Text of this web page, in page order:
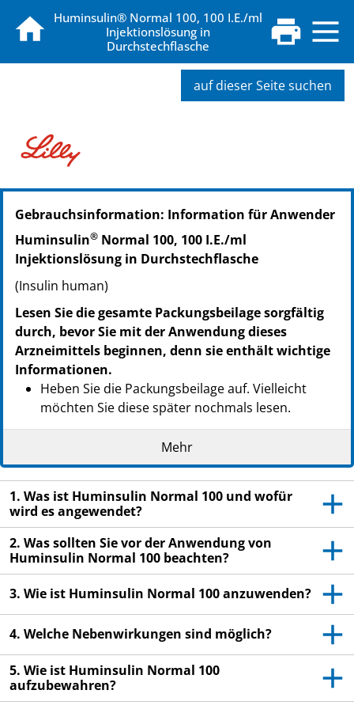
Huminsulin® Normal 100, 100 I.E./ml
Injektionslösung in
Durchstechflasche
auf dieser Seite suchen
PZN: 02526396
PPN: 110252639615
NTIN: 04150025263969
Gebrauchsinformation: Information für Anwender
Huminsulin® Normal 100, 100 I.E./ml
Injektionslösung in Durchstechflasche
(Insulin human)
Lesen Sie die gesamte Packungsbeilage sorgfältig
durch, bevor Sie mit der Anwendung dieses
Arzneimittels beginnen, denn sie enthält wichtige
Informationen.
Heben Sie die Packungsbeilage auf. Vielleicht
möchten Sie diese später nochmals lesen.
Wenn Sie weitere Fragen haben, wenden Sie sich
an Ihren Arzt, Apotheker oder das medizinische
Fachpersonal.
Dieses Arzneimittel wurde Ihnen persönlich
verschrieben. Geben Sie es nicht an Dritte weiter.
Es kann anderen Menschen schaden, auch wenn
diese die gleichen Beschwerden haben wie Sie.
Wenn Sie Nebenwirkungen bemerken, wenden Sie
sich an Ihren Arzt, Apotheker oder das
medizinische Fachpersonal. Dies gilt auch für
Nebenwirkungen, die nicht in dieser
Packungsbeilage angegeben sind. Siehe Abschnitt
4.
Mehr
1. Was ist Huminsulin Normal 100 und wofür
wird es angewendet?
2. Was sollten Sie vor der Anwendung von
Huminsulin Normal 100 beachten?
3. Wie ist Huminsulin Normal 100 anzuwenden?
4. Welche Nebenwirkungen sind möglich?
5. Wie ist Huminsulin Normal 100
aufzubewahren?